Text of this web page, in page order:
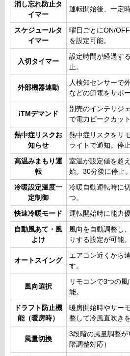
消し忘れ防止タ
イマー
運転開始後、一定
スケジュールタ
イマー
曜日ごとにON/
を設定可能。
入切タイマー
設定時間が経過す
止。
外部機器連動
人検知センサーで
などの節電をサポー
iTMデマンド
別売のインテリジ
で電力ピークカッ
熱中症リスクお
知らせ
熱中症リスクをリ
ライトで通知。停
高温みまもり運
転
室温が設定値を超
始。30分後に停止。
冷暖設定温度一
定制御
冷暖自動運転時に
つ。
快速冷暖モード 運転開始時に能力
自動風あて・風
よけ
風向を自動調整し
りする設定が可能。
オートスイング
エアコン近くから
す。
風向選択
リモコンで3つの
能。
ドラフト防止機
能（暖房時）
暖房開始時やサー
整して冷風直吹きを
風量切換
3段階の風量調整
階調整対応）